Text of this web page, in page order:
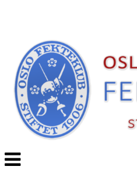
Veksle
navigasjon